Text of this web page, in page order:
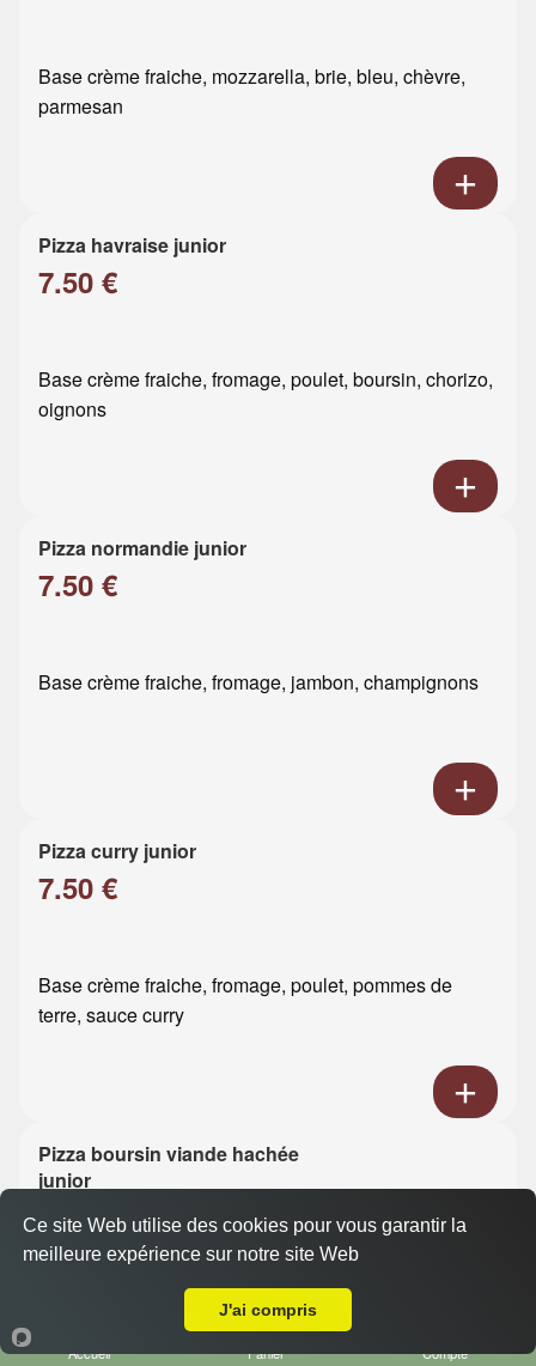
Base crème fraiche, mozzarella, brie, bleu, chèvre,
parmesan
Pizza havraise junior
7.50 €
Base crème fraiche, fromage, poulet, boursin, chorizo,
oignons
Pizza normandie junior
7.50 €
Base crème fraiche, fromage, jambon, champignons
Pizza curry junior
7.50 €
Base crème fraiche, fromage, poulet, pommes de
terre, sauce curry
Pizza boursin viande hachée
junior
7.50 €
Base crème fraiche, fromage, viande hachée, boursin
Accueil Panier Compte
Ce site Web utilise des cookies pour vous garantir la
meilleure expérience sur notre site Web
J'ai compris